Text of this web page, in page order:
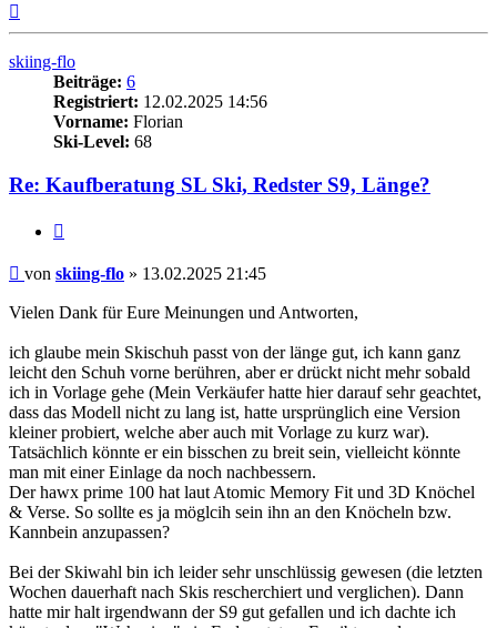
skiing-flo
Beiträge: 6
Registriert: 12.02.2025 14:56
Vorname: Florian
Ski-Level: 68
Re: Kaufberatung SL Ski, Redster S9, Länge?
Beitrag
von skiing-flo » 13.02.2025 21:45
Vielen Dank für Eure Meinungen und Antworten,
ich glaube mein Skischuh passt von der länge gut, ich kann ganz
leicht den Schuh vorne berühren, aber er drückt nicht mehr sobald
ich in Vorlage gehe (Mein Verkäufer hatte hier darauf sehr geachtet,
dass das Modell nicht zu lang ist, hatte ursprünglich eine Version
kleiner probiert, welche aber auch mit Vorlage zu kurz war).
Tatsächlich könnte er ein bisschen zu breit sein, vielleicht könnte
man mit einer Einlage da noch nachbessern.
Der hawx prime 100 hat laut Atomic Memory Fit und 3D Knöchel
& Verse. So sollte es ja möglcih sein ihn an den Knöcheln bzw.
Kannbein anzupassen?
Bei der Skiwahl bin ich leider sehr unschlüssig gewesen (die letzten
Wochen dauerhaft nach Skis rescherchiert und verglichen). Dann
hatte mir halt irgendwann der S9 gut gefallen und ich dachte ich